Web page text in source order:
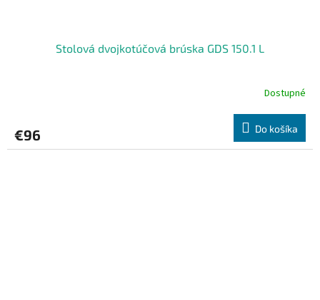
Stolová dvojkotúčová brúska GDS 150.1 L
Dostupné
€96 Do košíka